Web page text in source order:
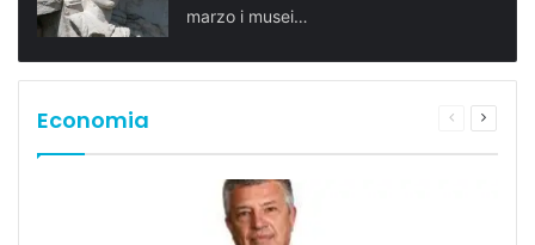
marzo i musei…
Economia
Pagina